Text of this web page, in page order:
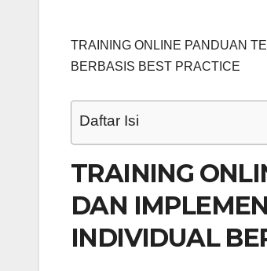
TRAINING ONLINE PANDUAN
BERBASIS BEST PRACTICE
Daftar Isi
TRAINING
DAN
INDIVIDUAL